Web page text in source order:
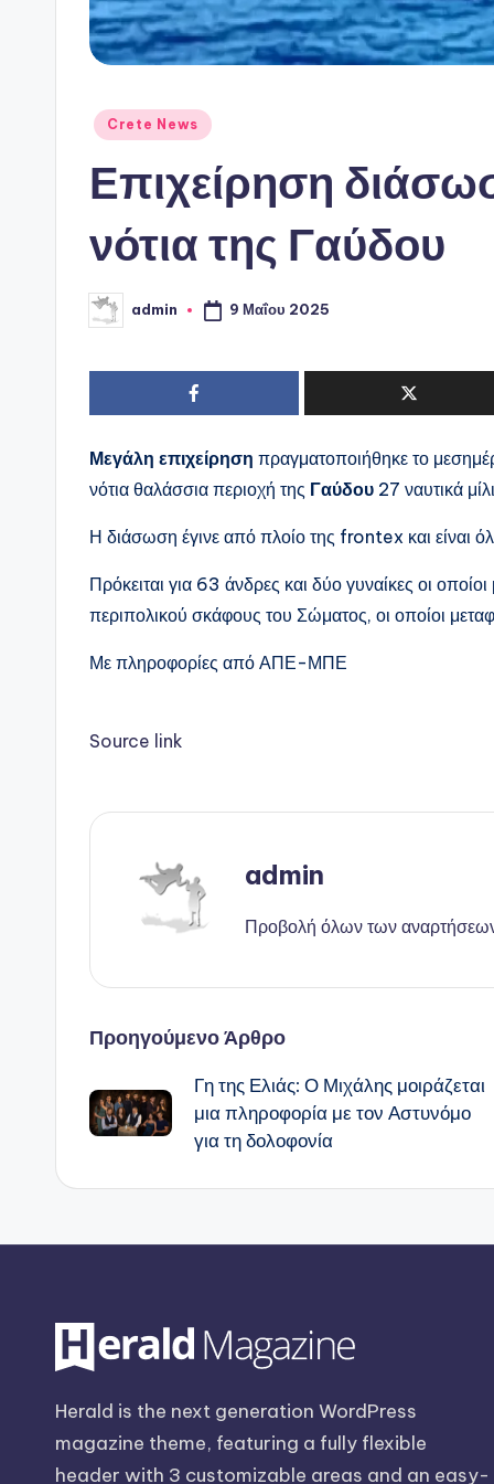
Αναρτήθηκε
Crete News
Επιχείρηση
νότια της Γαύδου
Συγγραφέας:
admin 9 Μαΐου 2025
Μεγάλη επιχείρηση πραγματοποιήθηκε το
νότια θαλάσσια περιοχή της Γαύδου 27 ναυτικά
Η διάσωση έγινε από πλοίο της frontex και είναι
Πρόκειται για 63 άνδρες και δύο γυναίκες οι
περιπολικού σκάφους του Σώματος, οι οποίοι
Με πληροφορίες από ΑΠΕ-ΜΠΕ
Source link
admin
Προβολή όλων των
Πλοήγηση
δημοσιεύσεων
Προηγούμενο Άρθρο
Γη της Ελιάς: Ο Μιχάλης μοιράζεται
μια πληροφορία με τον Αστυνόμο
για τη δολοφονία
Herald is the next generation WordPress
magazine theme, featuring a fully flexible
header with 3 customizable areas and an easy-